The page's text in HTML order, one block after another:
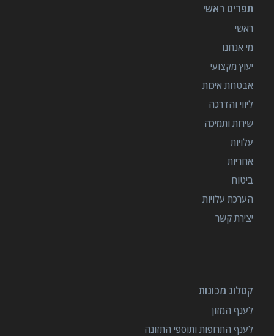
תפריט ראשי
ראשי
מי אנחנו
יעוץ מקצועי
אבטחת איכות
ליווי והדרכה
שירות ותמיכה
עלויות
אחריות
ביטוח
הערכת עלויות
יצירת קשר
קטלוג מכונות
לענף המזון
לענף התרופות ותוספי התזונה